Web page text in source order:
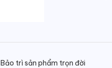
Bảo trì sản phẩm trọn đời